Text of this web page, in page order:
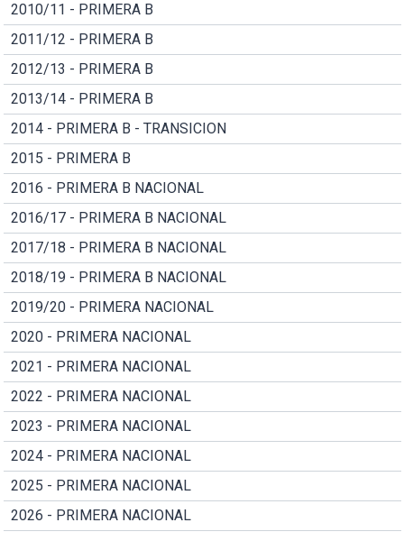
2010/11 - PRIMERA B
2011/12 - PRIMERA B
2012/13 - PRIMERA B
2013/14 - PRIMERA B
2014 - PRIMERA B - TRANSICION
2015 - PRIMERA B
2016 - PRIMERA B NACIONAL
2016/17 - PRIMERA B NACIONAL
2017/18 - PRIMERA B NACIONAL
2018/19 - PRIMERA B NACIONAL
2019/20 - PRIMERA NACIONAL
2020 - PRIMERA NACIONAL
2021 - PRIMERA NACIONAL
2022 - PRIMERA NACIONAL
2023 - PRIMERA NACIONAL
2024 - PRIMERA NACIONAL
2025 - PRIMERA NACIONAL
2026 - PRIMERA NACIONAL